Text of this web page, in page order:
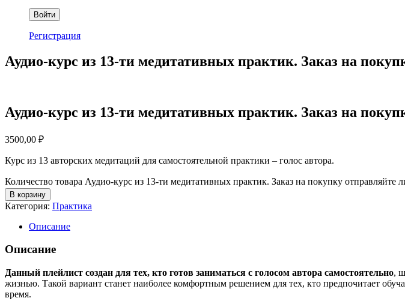
Регистрация
Аудио-курс из 13-ти медитативных практик. Заказ на
Аудио-курс из 13-ти медитативных практик. Заказ на
3500,00 ₽
Курс из 13 авторских медитаций для самостоятельной практики – голос автора.
Количество товара Аудио-курс из 13-ти медитативных практик. Заказ на покупку
В корзину
Категория: Практика
Описание
Описание
Данный плейлист создан для тех, кто готов заниматься с голосом автора самостоятельно,
жизнью. Такой вариант станет наиболее комфортным решением для тех, кто предпочитает
время.